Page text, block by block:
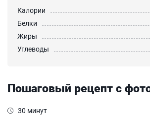
Калории
Белки
Жиры
Углеводы
Пошаговый рецепт с
30 минут